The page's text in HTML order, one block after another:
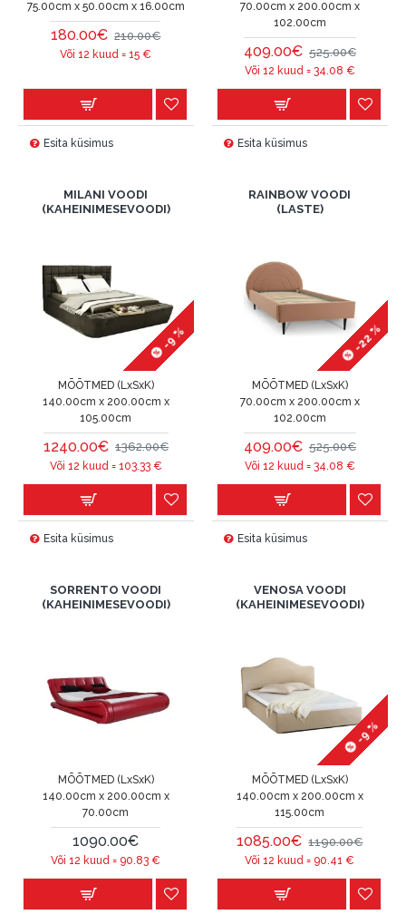
75.00cm x 50.00cm x 16.00cm
180.00€ 210.00€
Või 12 kuud =15 €
Esita küsimus
70.00cm x 200.00cm x
102.00cm
409.00€ 525.00€
Või 12 kuud = 34.08 €
Esita küsimus
MILANI VOODI
(KAHEINIMESEVOODI)
-9 %
MÕÕTMED (LxSxK)
140.00cm x 200.00cm x
105.00cm
1240.00€ 1362.00€
Või 12 kuud = 103.33€
Esita küsimus
RAINBOW VOODI
(LASTE)
-22 %
MÕÕTMED (LxSxK)
70.00cm x 200.00cm x
102.00cm
409.00€ 525.00€
Või 12 kuud = 34.08 €
Esita küsimus
SORRENTO VOODI
(KAHEINIMESEVOODI)
MÕÕTMED (LxSxK)
140.00cm x 200.00cm x
70.00cm
1090.00€
Või 12 kuud = 90.83 €
VENOSA VOODI
(KAHEINIMESEVOODI)
-9 %
MÕÕTMED (LxSxK)
140.00cm x 200.00cm x
115.00cm
1085.00€ 1190.00€
Või 12 kuud = 90.41 €